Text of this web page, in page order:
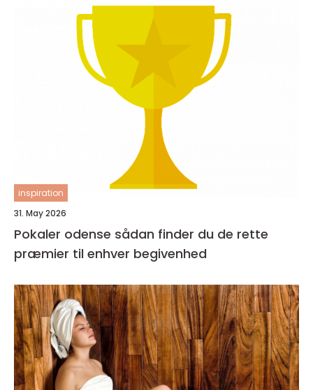
inspiration
31. May 2026
Pokaler odense sådan finder du de rette
præmier til enhver begivenhed